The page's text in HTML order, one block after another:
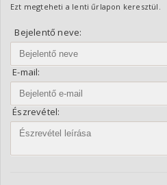
Ezt megteheti a lenti űrlapon keresztül.
Bejelentő neve:
E-mail:
Észrevétel: